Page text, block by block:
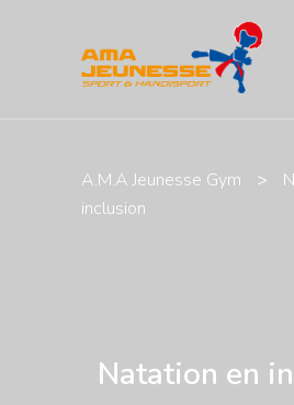
A.M.A Jeunesse Gym >
inclusion
Natation en